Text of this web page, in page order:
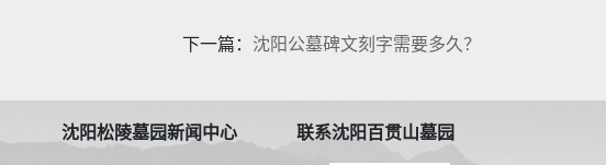
下一篇： 沈阳公墓碑文刻字需要多久？
沈阳松陵墓园新闻中心 联系沈阳百贯山墓园